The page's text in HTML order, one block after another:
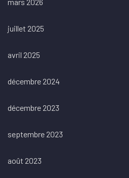
juillet 2025
avril 2025
décembre 2024
décembre 2023
septembre 2023
août 2023